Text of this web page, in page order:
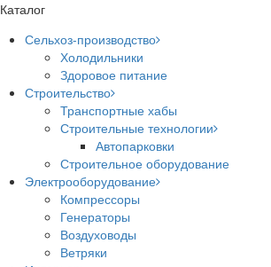
Каталог
Сельхоз-производство
Холодильники
Здоровое питание
Строительство
Транспортные хабы
Строительные технологии
Автопарковки
Строительное оборудование
Электрооборудование
Компрессоры
Генераторы
Воздуховоды
Ветряки